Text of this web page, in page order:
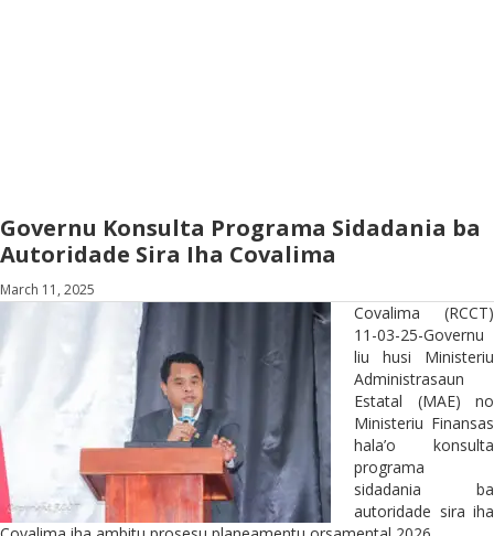
Governu Konsulta Programa Sidadania ba
Autoridade Sira Iha Covalima
March 11, 2025
Covalima (RCCT)
11-03-25-Governu
liu husi Ministeriu
Administrasaun
Estatal (MAE) no
Ministeriu Finansas
hala’o konsulta
programa
sidadania ba
autoridade sira iha